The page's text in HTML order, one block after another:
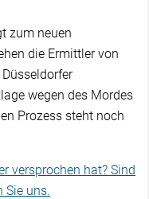
zum neuen
die Ermittler von
wegen des Mordes
Prozess steht noch
versprochen hat? Sind
Sie uns.